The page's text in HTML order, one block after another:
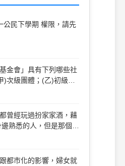
公民下學期 權限，請先
會」具有下列哪些社
)次級團體；(乙)初級團
(丁)正式團體；(戊)非
經玩過扮家家酒，藉
熟悉的人，但是那個時
己扮演的角色，並不會
屬於哪一個階段？ (A)
市化的影響，婦女就